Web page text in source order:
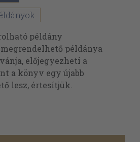
példány
példánya
előjegyezheti a
a könyv egy újabb
lesz, értesítjük.